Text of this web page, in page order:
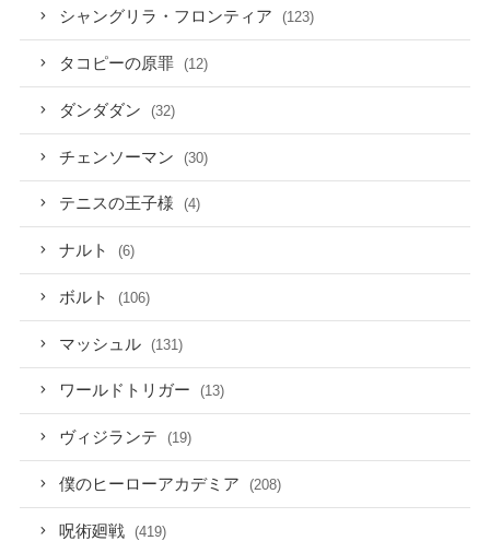
シャングリラ・フロンティア (123)
タコピーの原罪 (12)
ダンダダン (32)
チェンソーマン (30)
テニスの王子様 (4)
ナルト (6)
ボルト (106)
マッシュル (131)
ワールドトリガー (13)
ヴィジランテ (19)
僕のヒーローアカデミア (208)
呪術廻戦 (419)